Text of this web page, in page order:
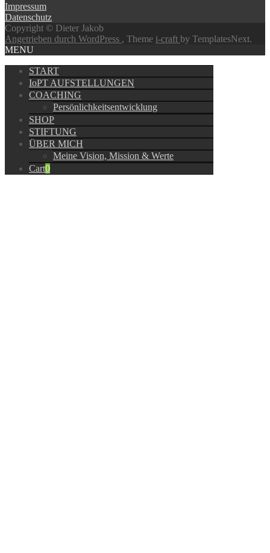
Impressum
Datenschutz
Copyright © Dieter Jakob
Angetrieben durch WordPress , Theme i-craft by TemplatesNext.
MENU
START
IoPT AUFSTELLUNGEN
COACHING
Persönlichkeitsentwicklung
SHOP
STIFTUNG
ÜBER MICH
Meine Vision, Mission & Werte
Cart0